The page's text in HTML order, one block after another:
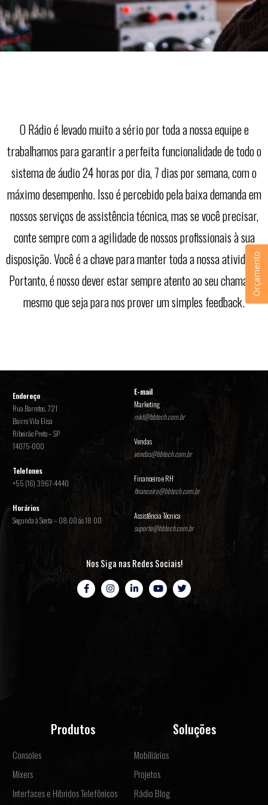
O Rádio é levado muito a sério por toda a nossa equipe e
trabalhamos para garantir a perfeita funcionalidade de todo o
sistema de áudio 24 horas por dia, 7 dias por semana, com o
máximo desempenho. Isso é percebido pela baixa demanda em
nossos serviços de assistência técnica, mas se você precisar,
conte sempre com a agilidade de nossos profissionais à sua
disposição. Você é a chave para manter toda a nossa atividade.
Portanto, é nosso dever estar sempre atento ao seu chamado,
mesmo que seja para nos prover um simples feedback.
Endereço
Rua Barretos, 721
Bairro Vila Elisa
Ribeirão Preto – SP
14075-000
Telefones
+55 (16) 3967-4440
Horários
Segunda à Sexta – 08:00 ás 18:00
E-mail
Marketing
mkt@bbtech.com.br
Vendas
vendas@bbtech.com.br
Financeiro e RH
financeiro@bbtech.com.br
Assistência Técnica
suporte@bbtech.com.br
Nos Siga nas Redes Sociais!
Produtos
Consoles
Mixers
Interfaces e Híbridos Telefônicos
Soluções
Mobiliários
Projetos
Rádio Blog
Orçamento